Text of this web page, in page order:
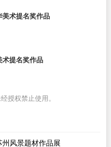
美术提名奖作品
术提名奖作品
授权禁止使用。
风景题材作品展